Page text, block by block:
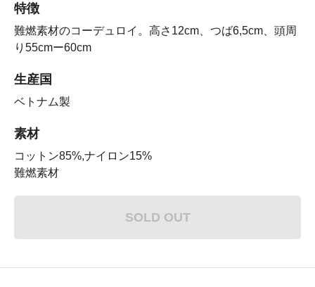
特徴
難燃素材のコーデュロイ。高さ12cm、つば6,5cm、頭周
り55cmー60cm
生産国
ベトナム製
素材
コットン85%,ナイロン15%
難燃素材
SOLD OUT